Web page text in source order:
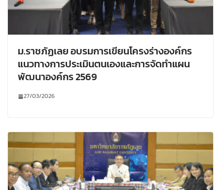
ม.ราชภัฏเลย อบรมการเขียนโครงร่างองค์กร
แนวทางการประเมินตนเองและการจัดทำแผน
พัฒนาองค์กร 2569
27/03/2026